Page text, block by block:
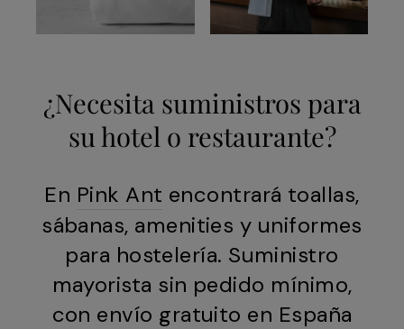
¿Necesita suministros para
su hotel o restaurante?
En Pink Ant encontrará toallas,
sábanas, amenities y uniformes
para hostelería. Suministro
mayorista sin pedido mínimo,
con envío gratuito en España